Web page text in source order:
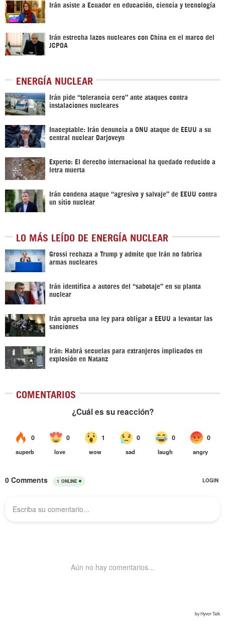
Irán asiste a Ecuador en educación, ciencia y tecnología
Irán estrecha lazos nucleares con China en el marco del
JCPOA
ENERGÍA NUCLEAR
Irán pide “tolerancia cero” ante ataques contra
instalaciones nucleares
Inaceptable: Irán denuncia a ONU ataque de EEUU a su
central nuclear Darjoveyn
Experto: El derecho internacional ha quedado reducido a
letra muerta
Irán condena ataque “agresivo y salvaje” de EEUU contra
un sitio nuclear
LO MÁS LEÍDO DE ENERGÍA NUCLEAR
Grossi rechaza a Trump y admite que Irán no fabrica
armas nucleares
Irán identifica a autores del “sabotaje” en su planta
nuclear
Irán aprueba una ley para obligar a EEUU a levantar las
sanciones
Irán: Habrá secuelas para extranjeros implicados en
explosión en Natanz
COMENTARIOS